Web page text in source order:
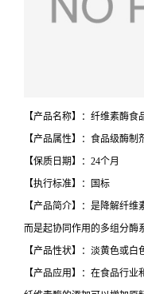
【产品名称】：纤维素酶
【产品属性】：食品级酶制
【保质日期】：24个月
【执行标准】：国标
【产品简介】：是降解纤
而是起协同作用的多组分酶
【产品性状】：淡黄色或白
【产品应用】：在食品行